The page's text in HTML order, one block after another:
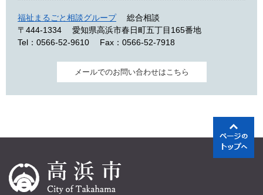
福祉まるごと相談グループ
総合相談
〒444-1334
愛知県高浜市春日町五丁目165番地
Tel：0566-52-9610
Fax：0566-52-7918
メールでのお問い合わせはこちら